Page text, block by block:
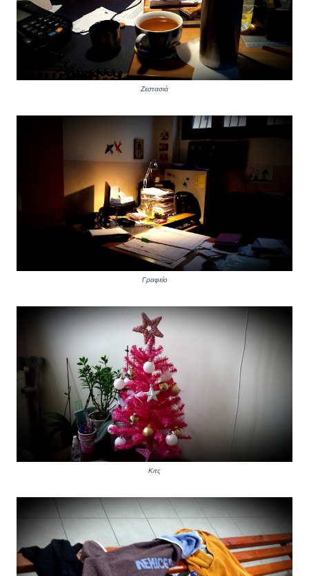
Ζεστασιά
Γραφείο
Κιτς